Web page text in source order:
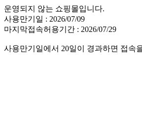
운영되지 않는 쇼핑몰입니다.
사용만기일 : 2026/07/09
마지막접속허용기간 : 2026/07/29
사용만기일에서 20일이 경과하면 접속